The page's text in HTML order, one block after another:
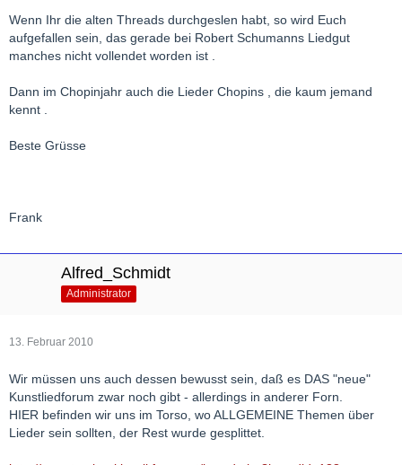
Wenn Ihr die alten Threads durchgeslen habt, so wird Euch
aufgefallen sein, das gerade bei Robert Schumanns Liedgut
manches nicht vollendet worden ist .
Dann im Chopinjahr auch die Lieder Chopins , die kaum jemand
kennt .
Beste Grüsse
Frank
Alfred_Schmidt
Administrator
13. Februar 2010
Wir müssen uns auch dessen bewusst sein, daß es DAS "neue"
Kunstliedforum zwar noch gibt - allerdings in anderer Forn.
HIER befinden wir uns im Torso, wo ALLGEMEINE Themen über
Lieder sein sollten, der Rest wurde gesplittet.